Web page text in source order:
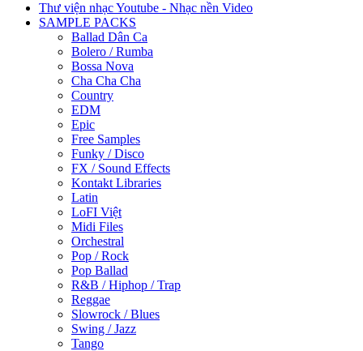
Thư viện nhạc Youtube - Nhạc nền Video
SAMPLE PACKS
Ballad Dân Ca
Bolero / Rumba
Bossa Nova
Cha Cha Cha
Country
EDM
Epic
Free Samples
Funky / Disco
FX / Sound Effects
Kontakt Libraries
Latin
LoFI Việt
Midi Files
Orchestral
Pop / Rock
Pop Ballad
R&B / Hiphop / Trap
Reggae
Slowrock / Blues
Swing / Jazz
Tango